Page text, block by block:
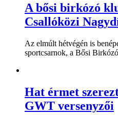
A bősi birkózó
Csallóközi
Az elmúlt hétvégén is
sportcsarnok, a Bősi
Hat érmet
GWT versenyzői